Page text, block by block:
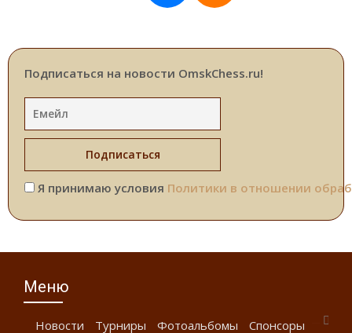
Подписаться на новости OmskChess.ru!
Я принимаю условия Политики в отношении
Меню
Новости Турниры Фотоальбомы Спонсоры